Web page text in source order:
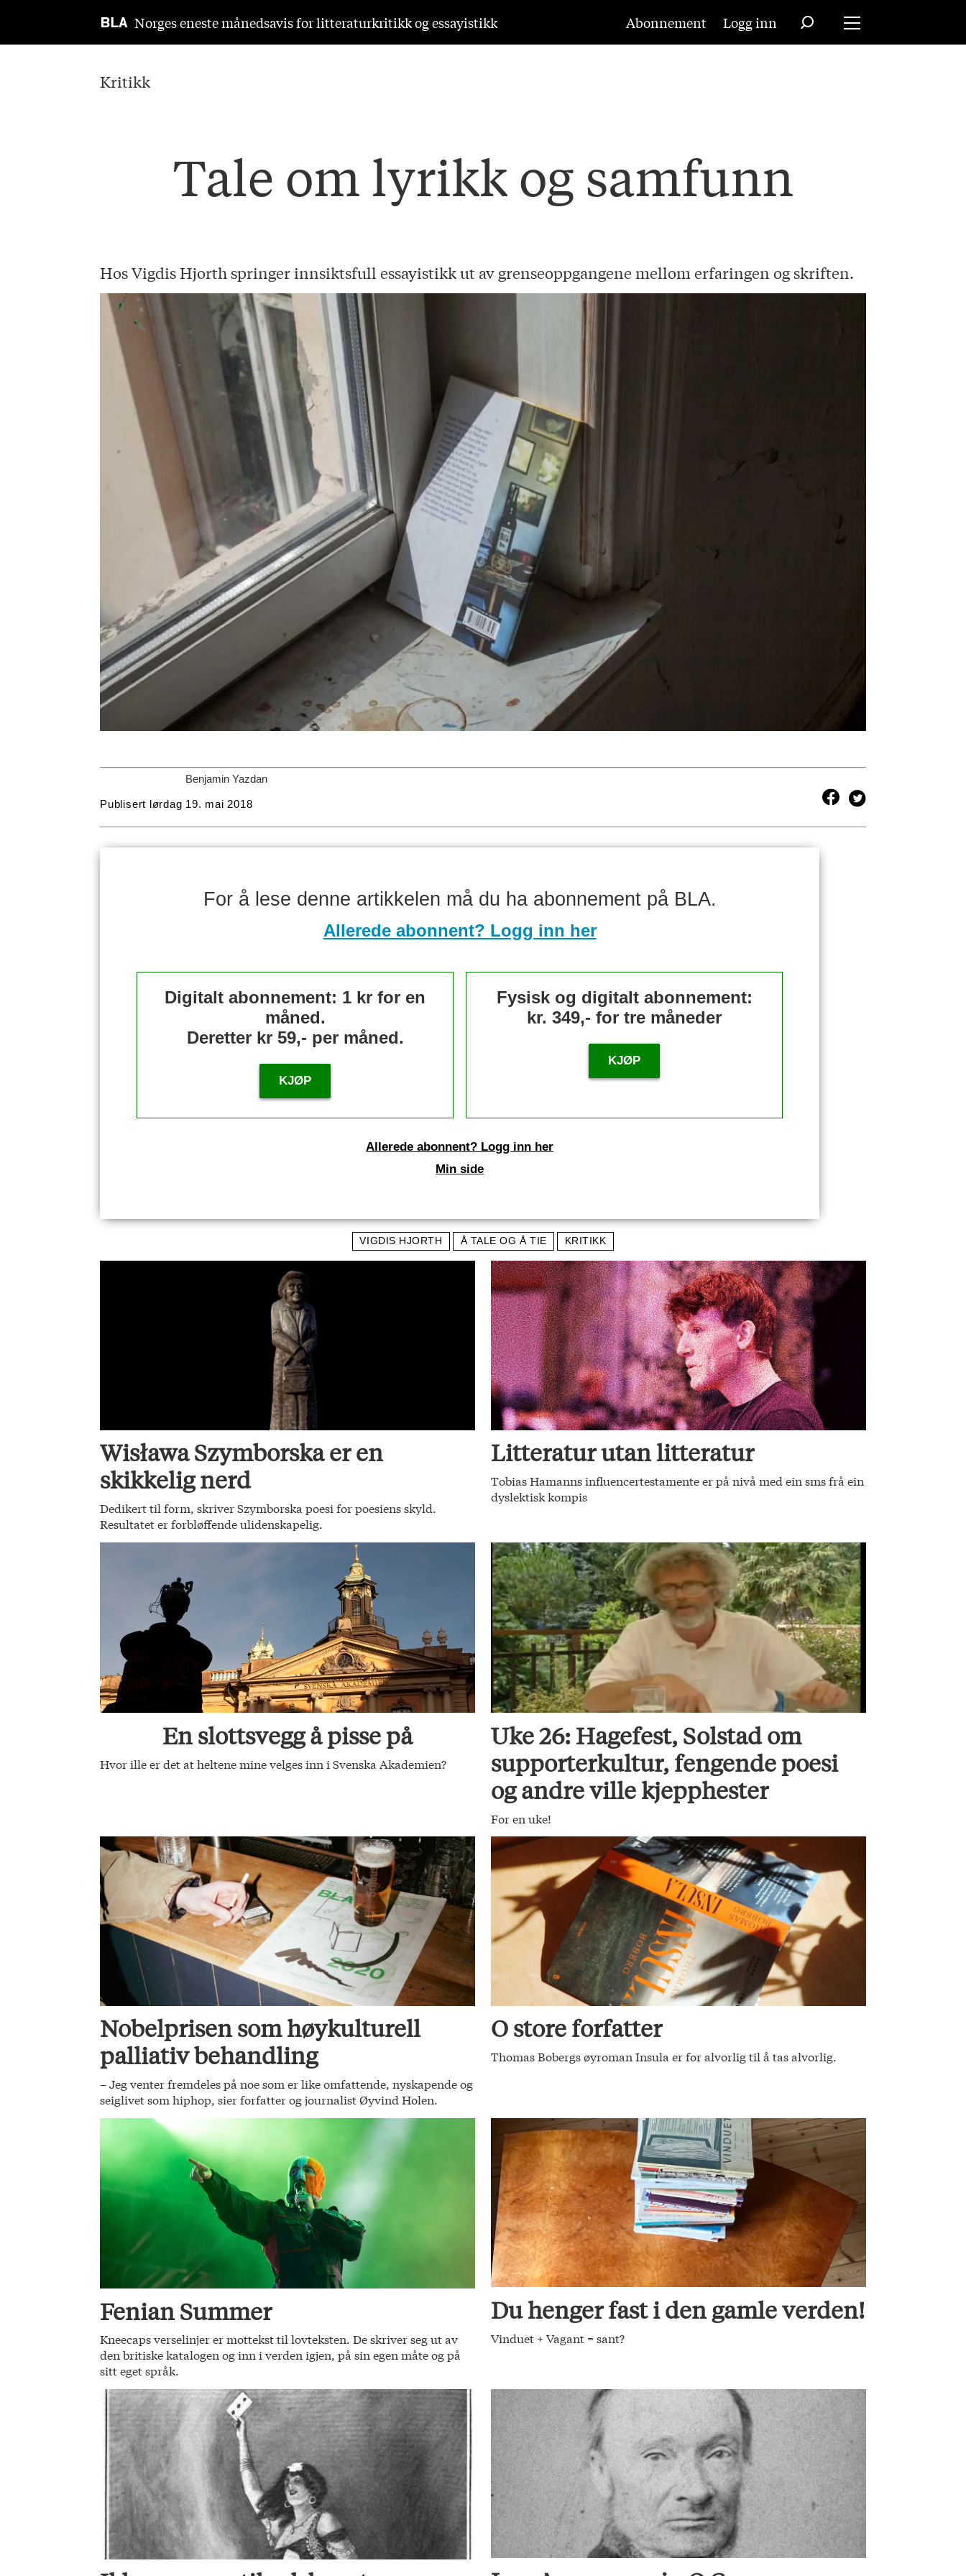
Norges eneste månedsavis for litteraturkritikk og essayistikk Abonnement Logg inn
Kritikk
Tale om lyrikk og samfunn
Hos Vigdis Hjorth springer innsiktsfull essayistikk ut av grenseoppgangene mellom erfaringen og skriften.
Benjamin Yazdan
Publisert lørdag 19. mai 2018
For å lese denne artikkelen må du ha abonnement på BLA.
Allerede abonnent? Logg inn her
Digitalt abonnement: 1 kr for en
måned.
Deretter kr 59,- per måned.
KJØP
Fysisk og digitalt abonnement:
kr. 349,- for tre måneder
KJØP
Allerede abonnent? Logg inn her
Min side
VIGDIS HJORTH Å TALE OG Å TIE KRITIKK
Wisława Szymborska er en
skikkelig nerd
Dedikert til form, skriver Szymborska poesi for poesiens skyld.
Resultatet er forbløffende ulidenskapelig.
Litteratur utan litteratur
Tobias Hamanns influencertestamente er på nivå med ein sms frå ein
dyslektisk kompis
En slottsvegg å pisse på
Hvor ille er det at heltene mine velges inn i Svenska Akademien?
Uke 26: Hagefest, Solstad om
supporterkultur, fengende poesi
og andre ville kjepphester
For en uke!
Nobelprisen som høykulturell
palliativ behandling
– Jeg venter fremdeles på noe som er like omfattende, nyskapende og
seiglivet som hiphop, sier forfatter og journalist Øyvind Holen.
O store forfatter
Thomas Bobergs øyroman Insula er for alvorlig til å tas alvorlig.
Fenian Summer
Kneecaps verselinjer er mottekst til lovteksten. De skriver seg ut av
den britiske katalogen og inn i verden igjen, på sin egen måte og på
sitt eget språk.
Du henger fast i den gamle verden!
Vinduet + Vagant = sant?